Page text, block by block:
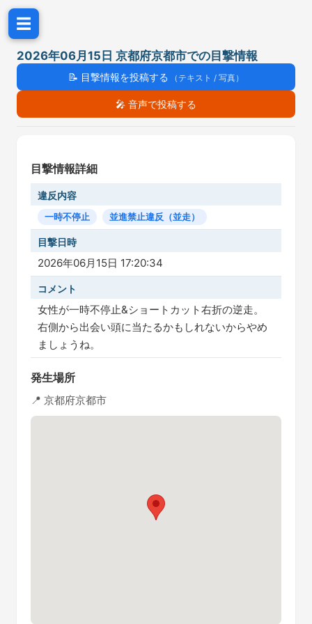
☰
2026年06月15日 京都府京都市での目撃情報
📝 目撃情報を投稿する （テキスト / 写真）
🎤 音声で投稿する
目撃情報詳細
違反内容
一時不停止 並進禁止違反（並走）
目撃日時
2026年06月15日 17:20:34
コメント
女性が一時不停止&ショートカット右折の逆走。
右側から出会い頭に当たるかもしれないからやめ
ましょうね。
発生場所
📍 京都府京都市